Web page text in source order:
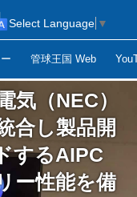
管球王国 Web
Select Language ▼
気（NEC）
合し製品開
するAIPC
ー性能を備